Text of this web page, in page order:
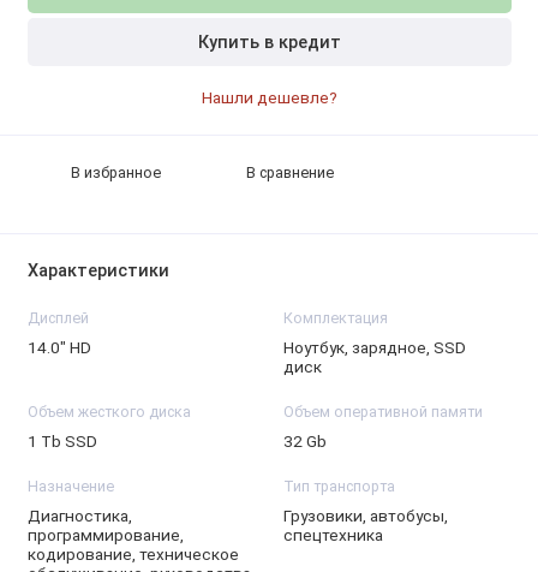
Купить в кредит
Нашли дешевле?
В избранное В сравнение
Характеристики
Дисплей
14.0" HD
Комплектация
Ноутбук, зарядное, SSD
диск
Объем жесткого диска
1 Тb SSD
Объем оперативной памяти
32 Gb
Назначение
Диагностика,
программирование,
кодирование, техническое
Тип транспорта
Грузовики, автобусы,
спецтехника